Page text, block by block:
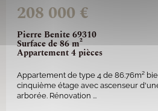
Pierre Benite 69310
Surface de 86 m²
Appartement 4 pièces
208 000 €
Appartement de type 4 de 86.76m²
cinquième étage avec ascenseur
arborée. Rénovation ...